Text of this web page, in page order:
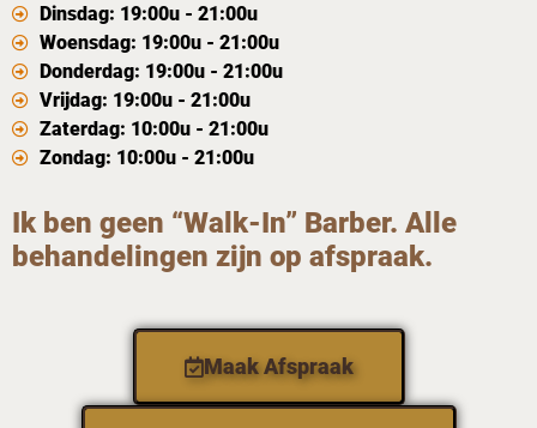
Dinsdag: 19:00u - 21:00u
Woensdag: 19:00u - 21:00u
Donderdag: 19:00u - 21:00u
Vrijdag: 19:00u - 21:00u
Zaterdag: 10:00u - 21:00u
Zondag: 10:00u - 21:00u
Ik ben geen “Walk-In” Barber. Alle
behandelingen zijn op afspraak.
Maak Afspraak